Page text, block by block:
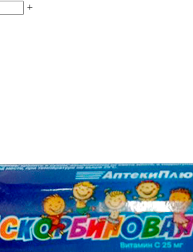
+